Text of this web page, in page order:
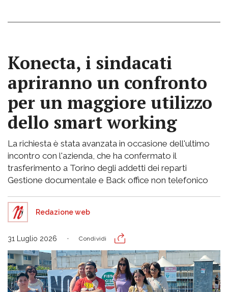
Konecta, i sindacati
apriranno un confronto
per un maggiore utilizzo
dello smart working
La richiesta è stata avanzata in occasione dell'ultimo
incontro con l'azienda, che ha confermato il
trasferimento a Torino degli addetti dei reparti
Gestione documentale e Back office non telefonico
Redazione web
31 Luglio 2026 Condividi